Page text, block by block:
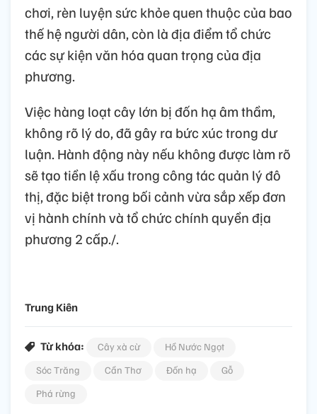
chơi, rèn luyện sức khỏe quen thuộc của bao
thế hệ người dân, còn là địa điểm tổ chức
các sự kiện văn hóa quan trọng của địa
phương.
Việc hàng loạt cây lớn bị đốn hạ âm thầm,
không rõ lý do, đã gây ra bức xúc trong dư
luận. Hành động này nếu không được làm rõ
sẽ tạo tiền lệ xấu trong công tác quản lý đô
thị, đặc biệt trong bối cảnh vừa sắp xếp đơn
vị hành chính và tổ chức chính quyền địa
phương 2 cấp./.
Trung Kiên
Từ khóa: Cây xà cừ
Hồ Nước Ngọt
Sóc Trăng
Cần Thơ Đốn hạ
Gỗ
Phá rừng